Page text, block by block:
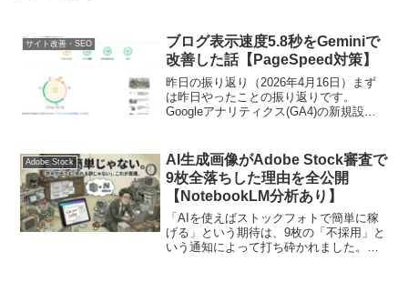
サイト改善・SEO
ブログ表示速度5.8秒をGeminiで
改善した話【PageSpeed対策】
昨日の振り返り（2026年4月16日）まず
は昨日やったことの振り返りです。
Googleアナリティクス(GA4)の新規設定
X(旧Twitter)への検証記事ポストと運用
当...
Adobe Stock
AI生成画像がAdobe Stock審査で
9枚全落ちした理由を全公開
【NotebookLM分析あり】
「AIを使えばストックフォトで簡単に稼
げる」という期待は、9枚の「不採用」と
いう通知によって打ち砕かれました。し